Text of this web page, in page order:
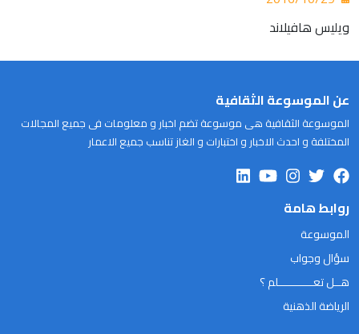
ويليس هافيلاند
عن الموسوعة الثقافية
الموسوعة الثقافية هى موسوعة تضم اخبار و معلومات فى جميع المجالات
المختلفة و احدث الاخبار و اختبارات و الغاز تناسب جميع الاعمار
روابط هامة
الموسوعة
سؤال وجواب
هــل تعـــــــــــلم ؟
الرياضة الذهنية